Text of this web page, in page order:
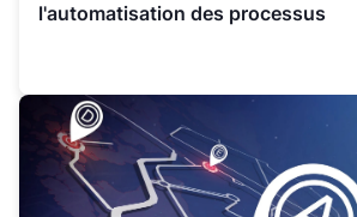
l'automatisation des processus